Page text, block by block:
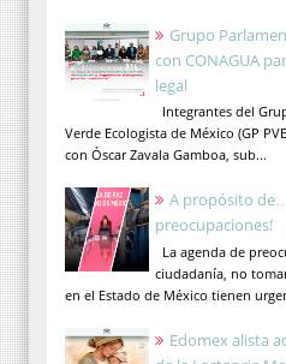
Grupo
con CONAGUA
legal
Integrantes del
Verde Ecologista de México (GP
con Óscar Zavala Gamboa, sub...
A propósito
preocupaciones!
La agenda de
ciudadanía, no
en el Estado de México tienen
Edomex alista